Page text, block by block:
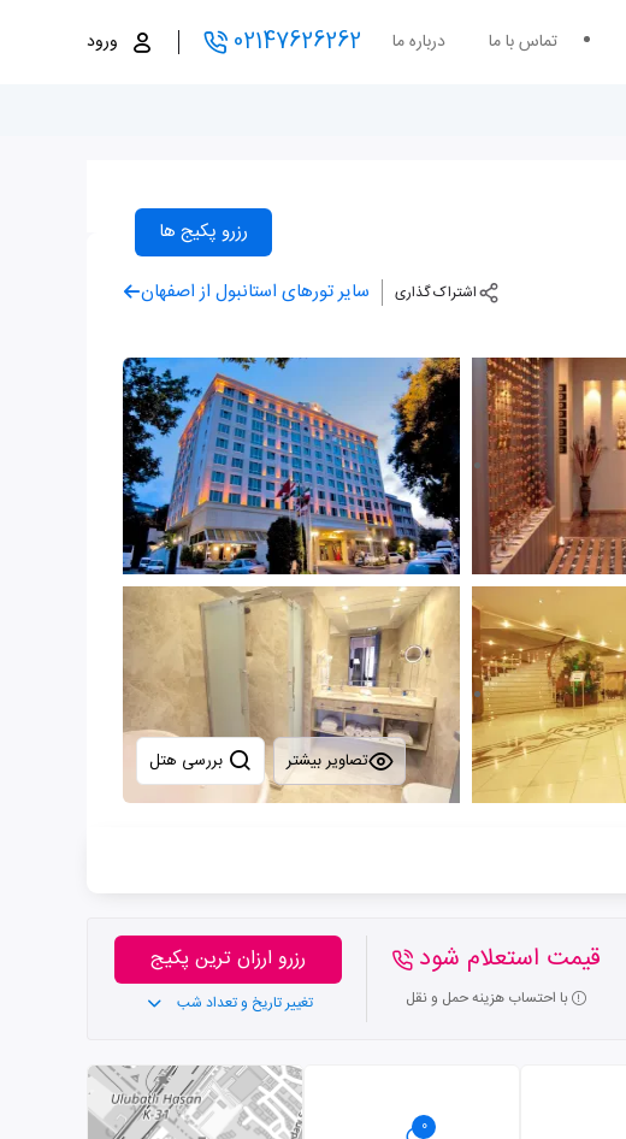
تماس با ما درباره ما 02147626262 ورود
رزرو پکیج ها
اشتراک گذاری سایر تورهای استانبول از اصفهان
تصاویر بیشتر
قیمت استعلام شود
با احتساب هزینه حمل و نقل
رزرو ارزان ترین پکیج
تغییر تاریخ و تعداد شب
0